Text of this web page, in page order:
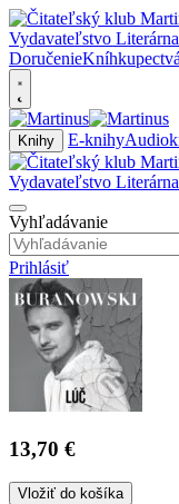
DoručenieKníhkupectvá
Knihy E-knihy
Vyhľadávanie
Prihlásiť
13,70 €
Vložiť do košíka